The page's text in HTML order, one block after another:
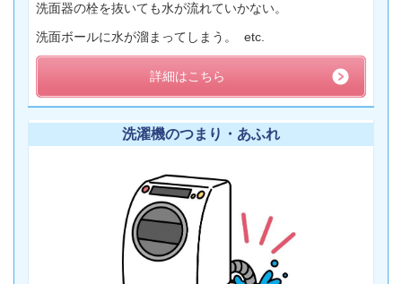
洗面器の栓を抜いても水が流れていかない。
洗面ボールに水が溜まってしまう。 etc.
詳細はこちら
洗濯機のつまり・あふれ